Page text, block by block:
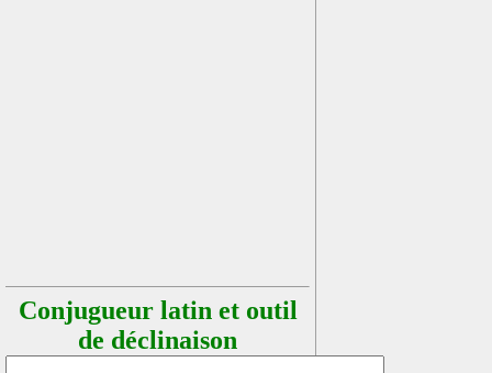
Conjugueur latin et outil
de déclinaison